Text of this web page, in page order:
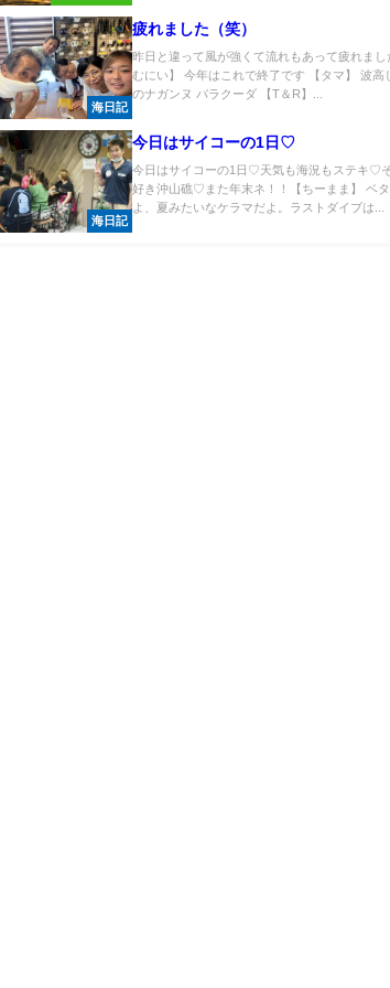
海日記
疲れました（笑）
昨日と違って風が強くて流れもあって疲れまし
むにい】 今年はこれで終了です 【タマ】 波高
のナガンヌ バラクーダ 【T＆R】...
海日記
今日はサイコーの1日♡
今日はサイコーの1日♡天気も海況もステキ♡
好き沖山礁♡また年末ネ！！【ちーまま】 ベ
よ、夏みたいなケラマだよ。ラストダイブは...